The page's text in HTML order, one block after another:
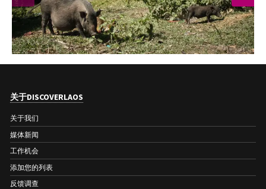
关于DISCOVERLAOS
关于我们
媒体新闻
工作机会
添加您的列表
反馈调查